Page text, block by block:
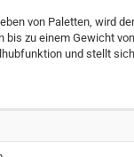
von Paletten, wird
zu einem Gewicht
und stellt